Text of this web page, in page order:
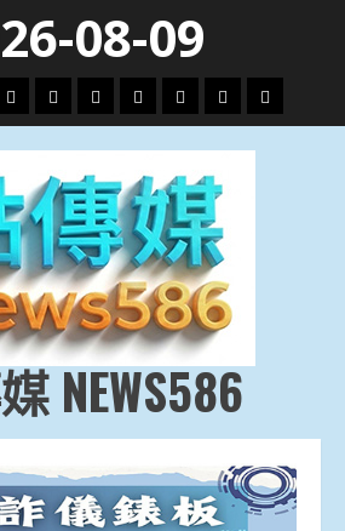
08-09
文
教.
技
專
題
娛
樂
劇
政
治
國
際
運
動
生
活
NEWS586